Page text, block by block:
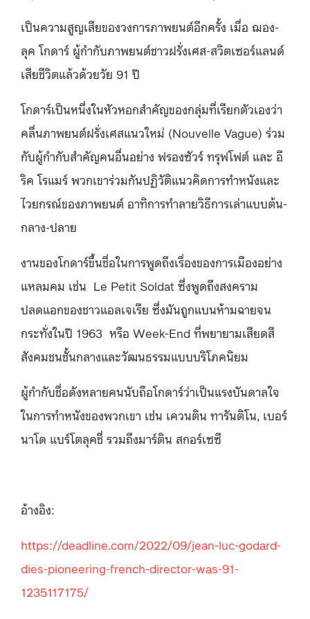
เป็นความสูญเสียของวงการภาพยนต์อีกครั้ง เมื่อ ฌอง-
ลุค โกดาร์ ผู้กำกับภาพยนต์ชาวฝรั่งเศส-สวิตเซอร์แลนด์
เสียชีวิตแล้วด้วยวัย 91 ปี
โกดาร์เป็นหนึ่งในหัวหอกสำคัญของกลุ่มที่เรียกตัวเองว่า
คลื่นภาพยนต์ฝรั่งเศสแนวใหม่ (Nouvelle Vague) ร่วม
กับผู้กำกับสำคัญคนอื่นอย่าง ฟรองซัวร์ ทรุฟโฟต์ และ อี
ริค โรแมร์ พวกเขาร่วมกันปฏิวัติแนวคิดการทำหนังและ
ไวยกรณ์ของภาพยนต์ อาทิการทำลายวิธีการเล่าแบบต้น-
กลาง-ปลาย
งานของโกดาร์ขึ้นชื่อในการพูดถึงเรื่องของการเมืองอย่าง
แหลมคม เช่น Le Petit Soldat ซึ่งพูดถึงสงคราม
ปลดแอกของชาวแอลเจเรีย ซึ่งมันถูกแบนห้ามฉายจน
กระทั่งในปี 1963 หรือ Week-End ที่พยายามเสียดสี
สังคมชนชั้นกลางและวัฒนธรรมแบบบริโภคนิยม
ผู้กำกับชื่อดังหลายคนนับถือโกดาร์ว่าเป็นแรงบันดาลใจ
ในการทำหนังของพวกเขา เช่น เควนติน ทารันติโน, เบอร์
นาโด แบร์โตลุคชี่ รวมถึงมาร์ติน สกอร์เซซี
อ้างอิง:
https://deadline.com/2022/09/jean-luc-godard-
dies-pioneering-french-director-was-91-
1235117175/